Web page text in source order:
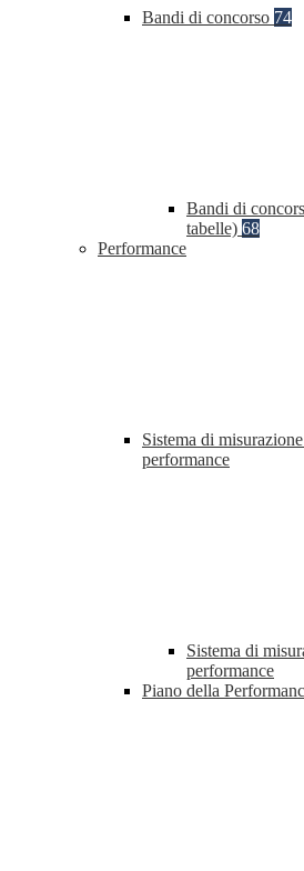
Bandi di concorso 74
Bandi di
tabelle) 68
Performance
Sistema di
performance
Sistema di
performance
Piano della